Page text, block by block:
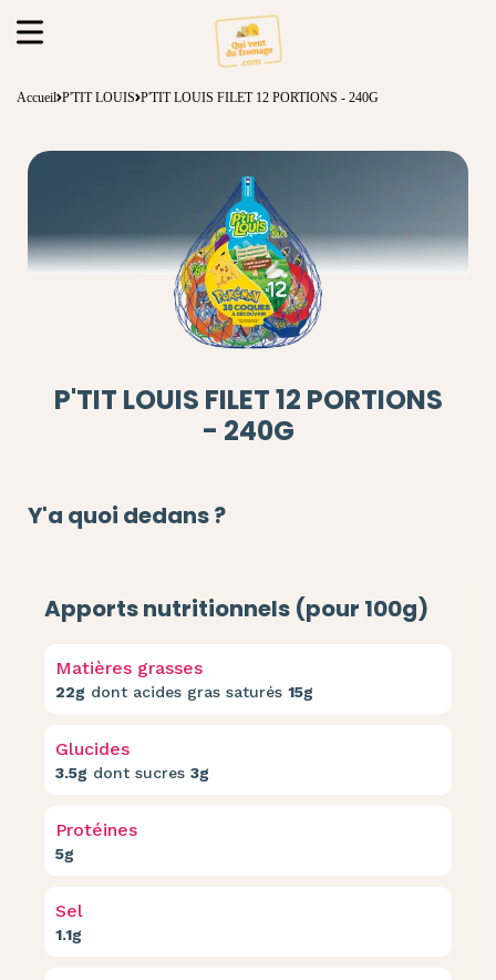
Accueil P'TIT LOUIS P'TIT LOUIS FILET 12 PORTIONS - 240G
P'TIT LOUIS FILET 12 PORTIONS
- 240G
Y'a quoi dedans ?
Apports nutritionnels (pour 100g)
Matières grasses
22g dont acides gras saturés 15g
Glucides
3.5g dont sucres 3g
Protéines
5g
Sel
1.1g